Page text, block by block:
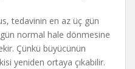
tedavinin en az üç gün
normal hale dönmesine
Çünkü büyücünün
yeniden ortaya çıkabilir.